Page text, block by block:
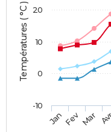
Températures ( °C )
JanFev Mar
-10
0
10
20